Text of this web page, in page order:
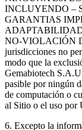
INCLUYENDO –
GARANTIAS
NO-VIOLACIÓN
jurisdicciones no
modo que la
Gemabiotech
pasible por ningún
de computación o
al Sitio o el uso por
6. Excepto la